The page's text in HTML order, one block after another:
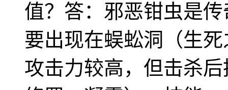
值？答：邪恶钳虫是
要出现在蜈蚣洞（生
攻击力较高，但击杀